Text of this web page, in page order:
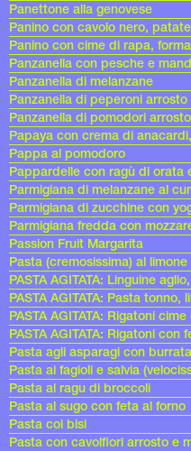
Panettone alla genovese
Panino con cavolo nero,
Panino con cime di rapa,
Panzanella con pesche e
Panzanella di melanzane
Panzanella di peperoni arrosto
Panzanella di pomodori arrosto
Papaya con crema di
Pappa al pomodoro
Pappardelle con ragù di orata
Parmigiana di melanzane al
Parmigiana di zucchine con
Parmigiana fredda con
Passion Fruit Margarita
Pasta (cremosissima) al limone
PASTA AGITATA: Linguine
PASTA AGITATA: Pasta tonno,
PASTA AGITATA: Rigatoni
PASTA AGITATA: Rigatoni con
Pasta agli asparagi con
Pasta ai fagioli e salvia
Pasta al ragu di broccoli
Pasta al sugo con feta al forno
Pasta coi bisi
Pasta con cavolfiori arrosto e